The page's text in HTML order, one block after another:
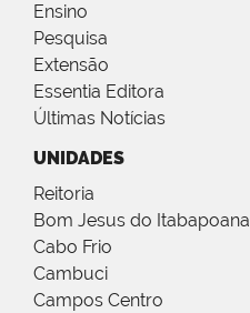
Ensino
Pesquisa
Extensão
Essentia Editora
Últimas Notícias
UNIDADES
Reitoria
Bom Jesus do Itabapoana
Cabo Frio
Cambuci
Campos Centro